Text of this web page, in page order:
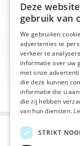
LINKS:
Deel deze
Deze
gebruik van
We gebruiken
advertenties te
verkeer te
informatie over uw
met onze
die deze kunnen
informatie die u
die zij hebben
van hun diensten.
STRIKT